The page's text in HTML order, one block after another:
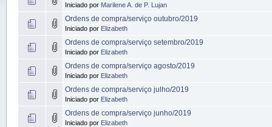
Iniciado por Marilene A. de P. Lujan
Ordens de compra/serviço outubro/2019
Iniciado por Elizabeth
Ordens de compra/serviço setembro/2019
Iniciado por Elizabeth
Ordens de compra/serviço agosto/2019
Iniciado por Elizabeth
Ordens de compra/serviço julho/2019
Iniciado por Elizabeth
Ordens de compra/serviço junho/2019
Iniciado por Elizabeth